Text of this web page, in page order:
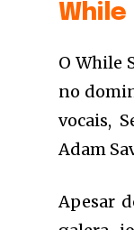
While
O While
no
vocais,
Adam
Apesar